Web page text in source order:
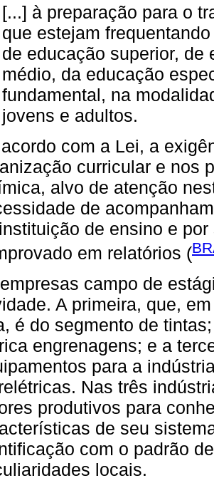
[...] à preparação para o
que estejam
de educação superior, de
médio, da educação
fundamental, na
jovens e adultos.
com a Lei, a
curricular e nos
alvo de atenção
de
de ensino e
em relatórios (
campo de
A primeira, que,
é do segmento de
engrenagens; e a
para a
Nas três
produtivos para
de seu
com o padrão
locais.